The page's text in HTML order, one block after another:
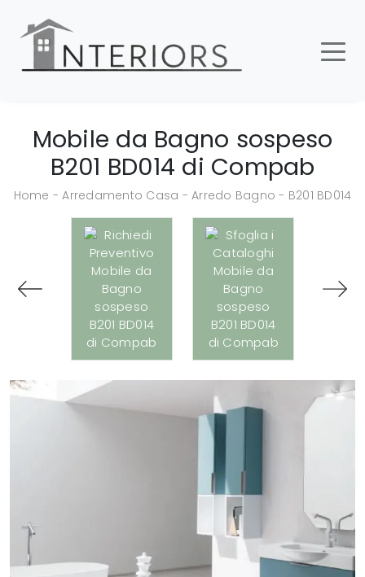
Mobile da Bagno sospeso
B201 BD014 di Compab
Home -Arredamento Casa -Arredo Bagno - B201 BD014